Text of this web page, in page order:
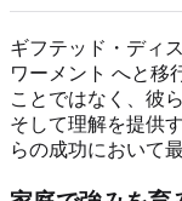
ギフテッド・ディ
ワーメント へと移
ことではなく、彼
そして理解を提供
らの成功において